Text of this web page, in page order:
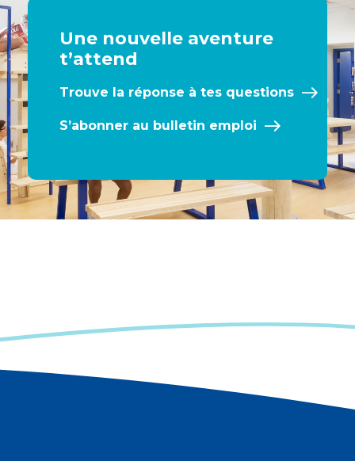
Une nouvelle aventure
t’attend
Trouve la réponse à tes questions
S’abonner au bulletin emploi